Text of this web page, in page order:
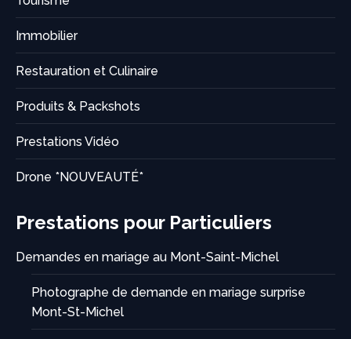
Immobilier
Restauration et Culinaire
Produits & Packshots
Prestations Vidéo
Drone *NOUVEAUTÉ*
Prestations pour Particuliers
Demandes en mariage au Mont-Saint-Michel
Photographe de demande en mariage surprise
Mont-St-Michel